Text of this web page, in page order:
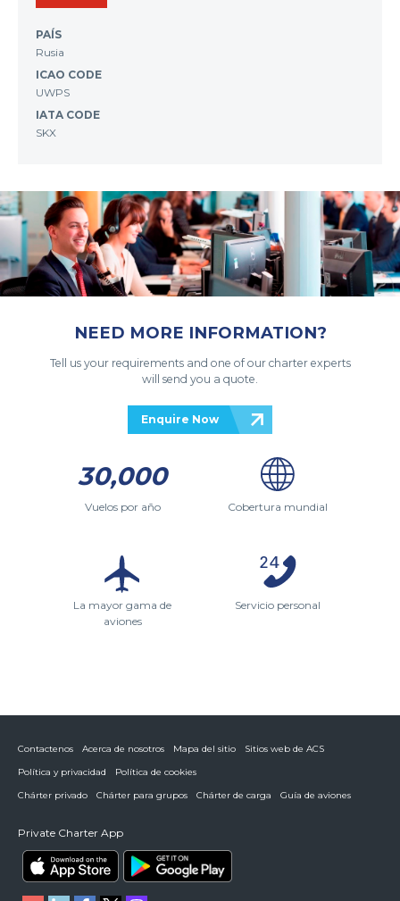
PAÍS
Rusia
ICAO CODE
UWPS
IATA CODE
SKX
NEED MORE INFORMATION?
Tell us your requirements and one of our charter experts
will send you a quote.
Enquire Now
30,000
Vuelos por año Cobertura mundial
La mayor gama de
aviones
Servicio personal
Contactenos Acerca de nosotros Mapa del sitio
Sitios web de ACS
Política y privacidad
Política de cookies
Chárter privado
Chárter para grupos Chárter de carga Guía de aviones
Private Charter App